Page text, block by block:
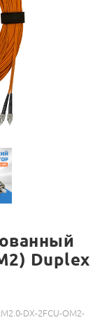
Duplex
DX-2FCU-OM2-